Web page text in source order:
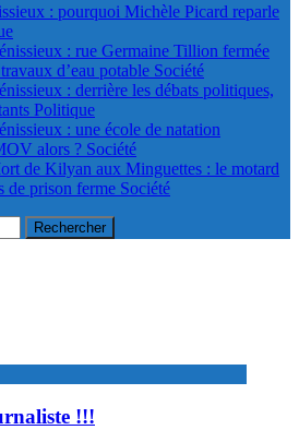
: pourquoi Michèle Picard reparle
: rue Germaine Tillion fermée
d’eau potable Société
: derrière les débats politiques,
Politique
: une école de natation
alors ? Société
de Kilyan aux Minguettes : le motard
de prison ferme Société
!!!